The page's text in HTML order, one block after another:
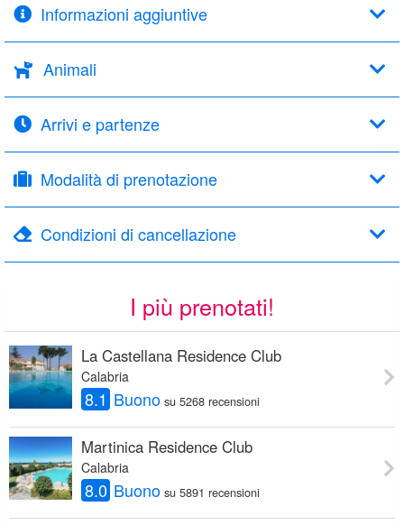
Informazioni aggiuntive
Animali
Arrivi e partenze
Modalità di prenotazione
Condizioni di cancellazione
I più prenotati!
La Castellana Residence Club
Calabria
8.1 Buono su 5268 recensioni
Martinica Residence Club
Calabria
8.0 Buono su 5891 recensioni